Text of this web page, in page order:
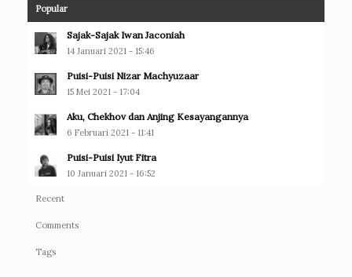
Popular
Sajak-Sajak Iwan Jaconiah
14 Januari 2021 - 15:46
Puisi-Puisi Nizar Machyuzaar
15 Mei 2021 - 17:04
Aku, Chekhov dan Anjing Kesayangannya
6 Februari 2021 - 11:41
Puisi-Puisi Iyut Fitra
10 Januari 2021 - 16:52
Recent
Comments
Tags